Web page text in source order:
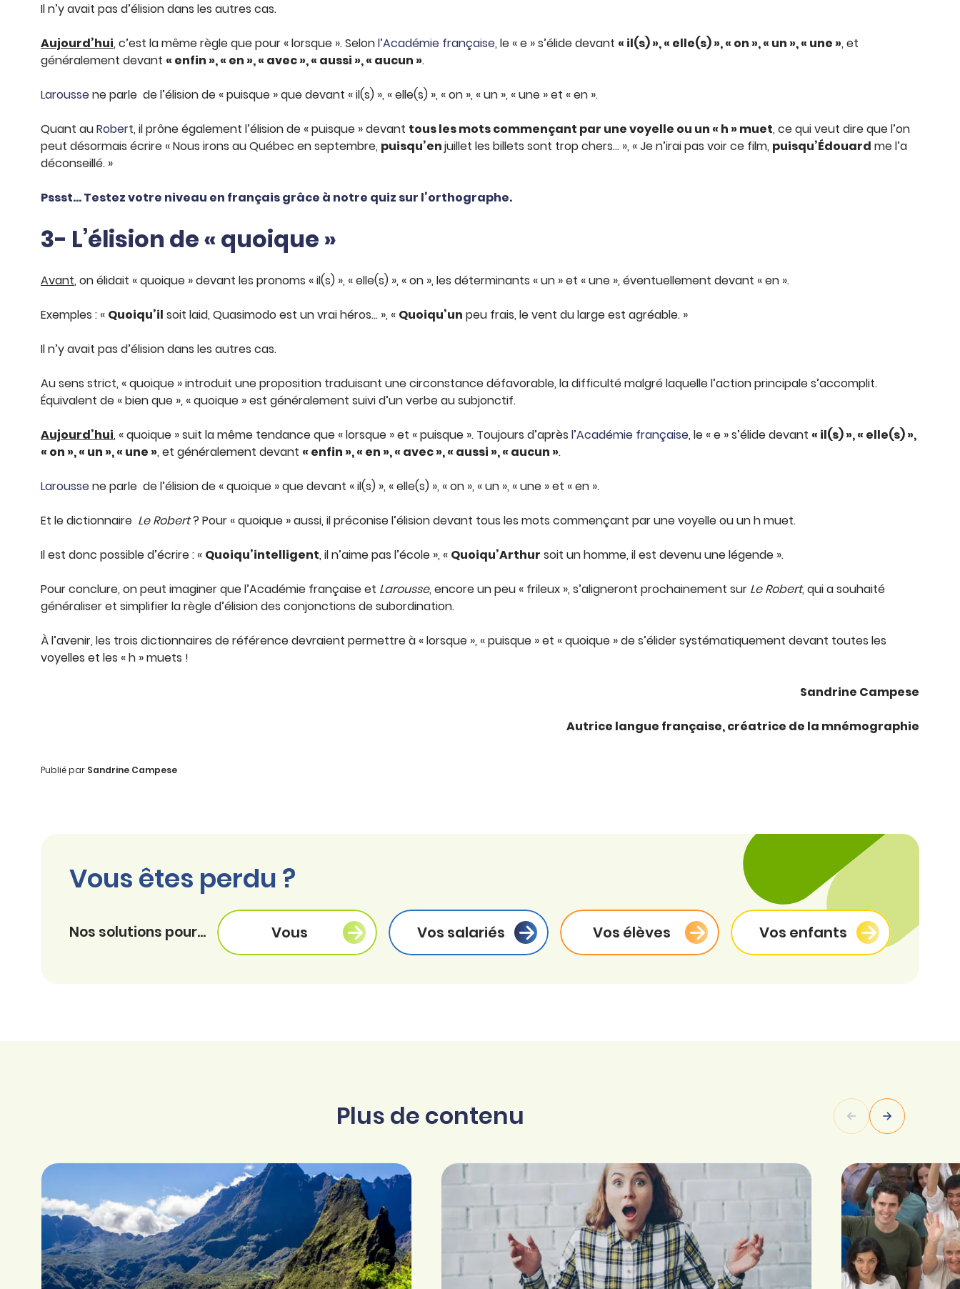
Il n’y avait pas d’élision dans les autres cas.
Aujourd’hui, c’est la même règle que pour « lorsque ». Selonl’Académie française, le « e » s’élide devant « il(s) », « elle(s) », « on », « un », « une », et
généralement devant « enfin », « en », « avec », « aussi », « aucun ».
Laroussene parle de l’élision de « puisque » que devant « il(s) », « elle(s) », « on », « un », « une » et « en ».
Quant auRobert, il prône également l’élision de « puisque » devant tous les mots commençant par une voyelle ou un « h » muet, ce qui veut dire que l’on
peut désormais écrire « Nous irons au Québec en septembre, puisqu’enjuillet les billets sont trop chers… », « Je n’irai pas voir ce film, puisqu’Édouard me l’a
déconseillé. »
Pssst… Testez votre niveau en français grâce à notre quiz sur l’orthographe.
3- L’élision de « quoique »
Avant, on élidait « quoique » devant les pronoms « il(s) », « elle(s) », « on », les déterminants « un » et « une », éventuellement devant « en ».
Exemples : « Quoiqu’il soit laid, Quasimodo est un vrai héros… », « Quoiqu’un peu frais, le vent du large est agréable. »
Il n’y avait pas d’élision dans les autres cas.
Au sens strict, « quoique » introduit une proposition traduisant une circonstance défavorable, la difficulté malgré laquelle l’action principale s’accomplit.
Équivalent de « bien que », « quoique » est généralement suivi d’un verbe au subjonctif.
Aujourd’hui, « quoique » suit la même tendance que « lorsque » et « puisque ». Toujours d’après l’Académie française, le « e » s’élide devant « il(s) », « elle(s) »,
« on », « un », « une », et généralement devant « enfin », « en », « avec », « aussi », « aucun ».
Laroussene parle de l’élision de « quoique » que devant « il(s) », « elle(s) », « on », « un », « une » et « en ».
Et le dictionnaire Le Robert? Pour « quoique » aussi, il préconise l’élision devant tous les mots commençant par une voyelle ou un h muet.
Il est donc possible d’écrire : « Quoiqu’intelligent, il n’aime pas l’école », « Quoiqu’Arthur soit un homme, il est devenu une légende ».
Pour conclure, on peut imaginer que l’Académie française et Larousse, encore un peu « frileux », s’aligneront prochainement sur Le Robert, qui a souhaité
généraliser et simplifier la règle d’élision des conjonctions de subordination.
À l’avenir, les trois dictionnaires de référence devraient permettre à « lorsque », « puisque » et « quoique » de s’élider systématiquement devant toutes les
voyelles et les « h » muets !
Sandrine Campese
Autrice langue française, créatrice de la mnémographie
Publié par Sandrine Campese
Vous êtes perdu ?
Nos solutions pour... Vous Vos salariés Vos élèves Vos enfants
Plus de contenu